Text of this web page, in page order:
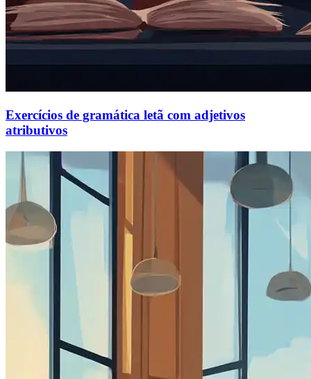
Exercícios de gramática letã com adjetivos
atributivos